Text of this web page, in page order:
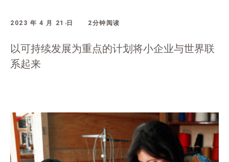
2023 年 4 月 21 日 2分钟阅读
以可持续发展为重点的计划将小企业与世界联
系起来